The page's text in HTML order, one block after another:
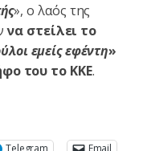
», ο λαός της
να στείλει το
εμείς εφέντη»
του το ΚΚΕ.
Telegram Email